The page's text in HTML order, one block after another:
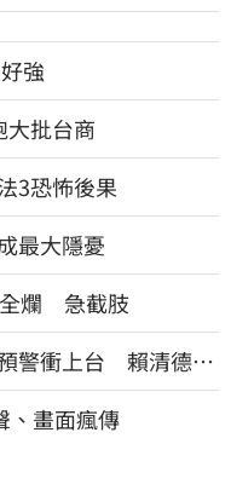
強
大批台商
3恐怖後果
最大隱憂
全爛 急截肢
警衝上台 賴清德笑
、畫面瘋傳